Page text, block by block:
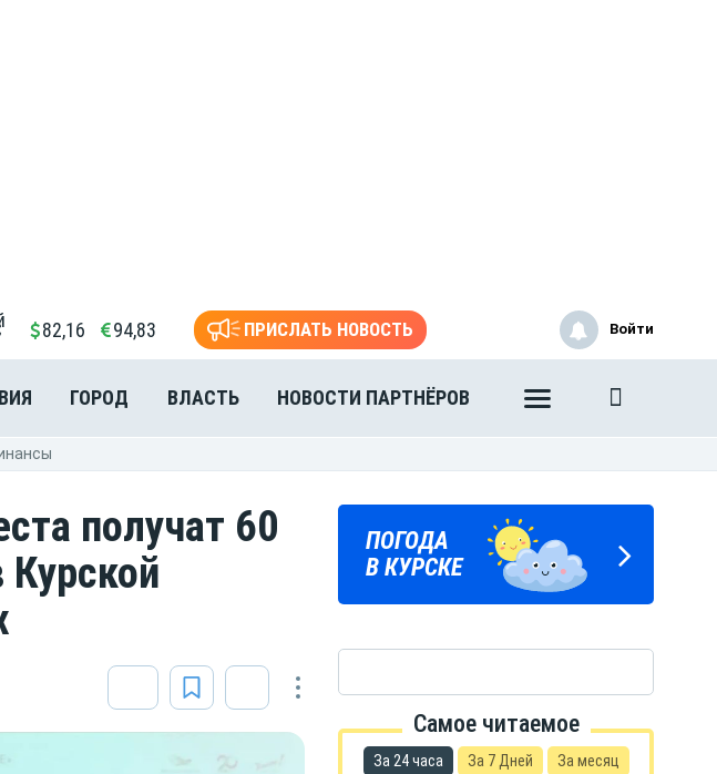
82,16 94,83 ПРИСЛАТЬ НОВОСТЬ
ГОРОД ВЛАСТЬ НОВОСТИ ПАРТНЁРОВ
Войти
получат 60
ГОРОСКОП
НА КАЖДЫЙ ДЕНЬ
ПОГОДА
В КУРСКЕ
Самое читаемое
За 24 часа За 7 Дней За месяц